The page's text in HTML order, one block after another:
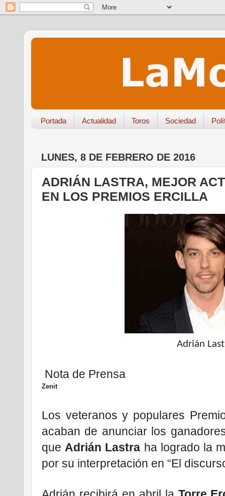
Portada Actualidad Toros Sociedad
LUNES, 8 DE FEBRERO DE 2016
ADRIÁN LASTRA, MEJOR
EN LOS PREMIOS ERCILLA
Adrián
Nota de Prensa
Zenit
Los veteranos y populares
acaban de anunciar los
que Adrián Lastra ha logrado la
por su interpretación en “El